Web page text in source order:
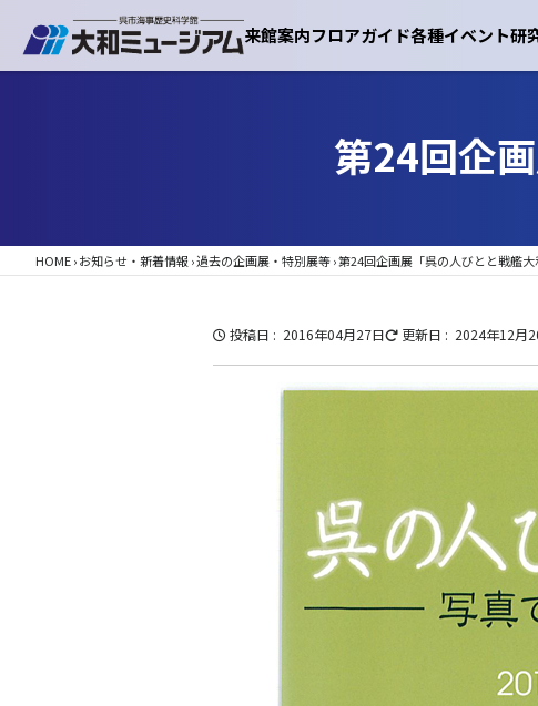
来館案内フロアガイド各種イベント研
第24回企
HOME›お知らせ・新着情報 ›過去の企画展・特別展等›第24回企画展「呉の人びとと戦艦大
投稿日 2016年04月27日 更新日 2024年12月